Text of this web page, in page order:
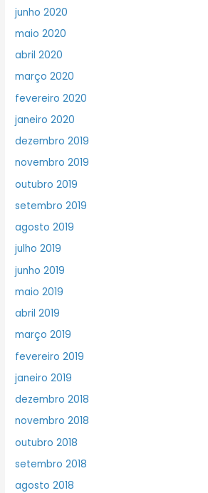
junho 2020
maio 2020
abril 2020
março 2020
fevereiro 2020
janeiro 2020
dezembro 2019
novembro 2019
outubro 2019
setembro 2019
agosto 2019
julho 2019
junho 2019
maio 2019
abril 2019
março 2019
fevereiro 2019
janeiro 2019
dezembro 2018
novembro 2018
outubro 2018
setembro 2018
agosto 2018